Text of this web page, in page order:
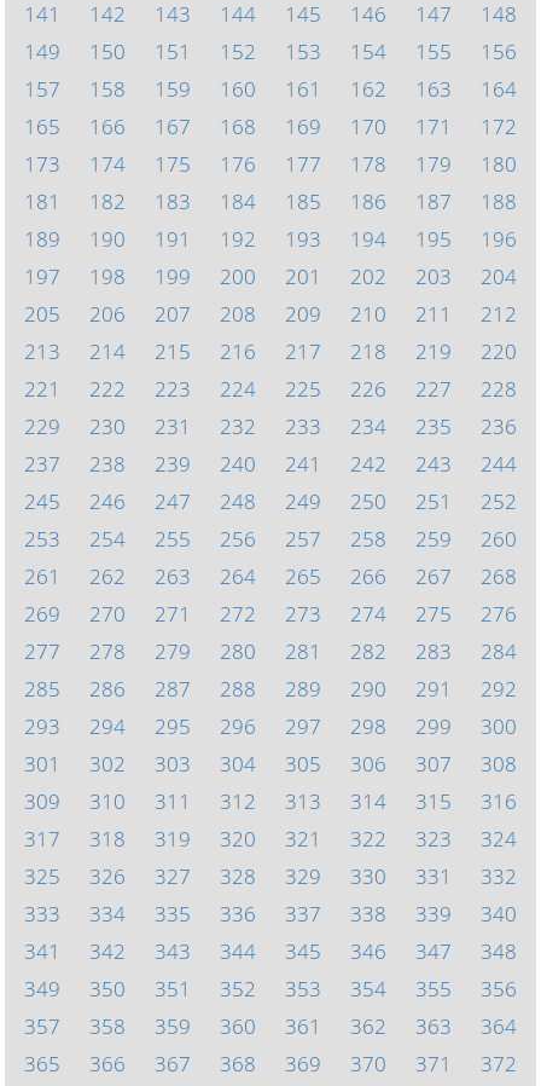
141
142 143 144 145 146 147
148
149
150 151 152 153 154 155
156
157
158 159 160 161 162 163
164
165
166 167 168 169 170 171
172
173
174 175 176 177 178 179
180
181
182 183 184 185 186 187
188
189
190 191 192 193 194 195
196
197
198 199 200 201 202 203
204
205
206 207 208 209 210 211
212
213
214 215 216 217 218 219
220
221
222 223 224 225 226 227
228
229
230 231 232 233 234 235
236
237
238 239 240 241 242 243
244
245
246 247 248 249 250 251
252
253
254 255 256 257 258 259
260
261
262 263 264 265 266 267
268
269
270 271 272 273 274 275
276
277
278 279 280 281 282 283
284
285
286 287 288 289 290 291
292
293
294 295 296 297 298 299
300
301
302 303 304 305 306 307
308
309
310 311 312 313 314 315
316
317
318 319 320 321 322 323
324
325
326 327 328 329 330 331
332
333
334 335 336 337 338 339
340
341
342 343 344 345 346 347
348
349
350 351 352 353 354 355
356
357
358 359 360 361 362 363
364
365
366 367 368 369 370 371 372